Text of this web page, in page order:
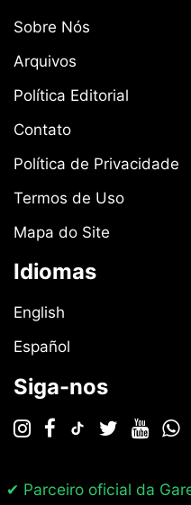
Sobre Nós
Arquivos
Política Editorial
Contato
Política de Privacidade
Termos de Uso
Mapa do Site
Idiomas
English
Español
Siga-nos
✔ Parceiro oficial da